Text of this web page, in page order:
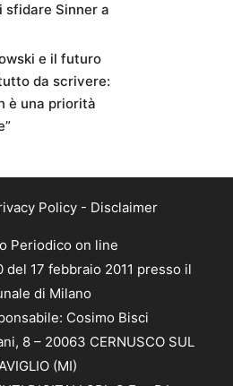
sfidare Sinner a
e il futuro
da scrivere:
è una priorità
Policy- Disclaimer
Periodico on line
del 17 febbraio 2011 presso il
di Milano
Cosimo Bisci
8 – 20063 CERNUSCO SUL
(MI)